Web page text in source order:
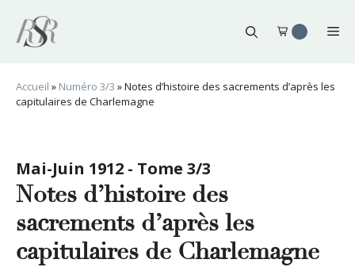
contenu
Accueil » Numéro 3/3 »Notes d’histoire des sacrements d’après les
capitulaires de Charlemagne
Mai-Juin 1912 - Tome 3/3
Notes d’histoire des
sacrements d’après les
capitulaires de Charlemagne